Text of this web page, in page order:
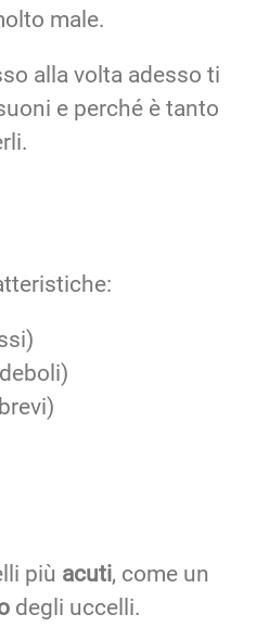
male.
alla volta adesso ti
e perché è tanto
più acuti, come un
degli uccelli.